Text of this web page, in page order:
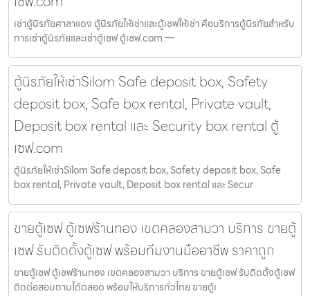
เช่าตู้นิรภัยศาลาแดง ตู้นิรภัยให้เช่าและตู้เซฟให้เช่า คือบริการตู้นิรภัยสำหรับ
การเช่าตู้นิรภัยและเช่าตู้เซฟ ตู้เซฟ.com —
ตู้นิรภัยให้เช่าSilom Safe deposit box, Safety
deposit box, Safe box rental, Private vault,
Deposit box rental และ Security box rental ตู้
เซฟ.com
ตู้นิรภัยให้เช่าSilom Safe deposit box, Safety deposit box, Safe
box rental, Private vault, Deposit box rental และ Secur
ขายตู้เซฟ ตู้เซฟร้านทอง เขตคลองสามวา บริการ ขายตู้
เซฟ รับติดตั้งตู้เซฟ พร้อมทีมงานมืออาชีพ ราคาถูก
ขายตู้เซฟ ตู้เซฟร้านทอง เขตคลองสามวา บริการ ขายตู้เซฟ รับติดตั้งตู้เซฟ
ติดต่อสอบถามได้ตลอด พร้อมให้บริการทั่วไทย ขายตู้เ